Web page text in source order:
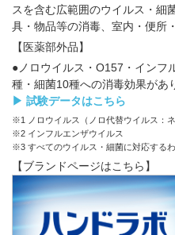
スを含む広範囲のウイルス・細
具・物品等の消毒、室内・便所
【医薬部外品】
●ノロウイルス・O157・インフ
種・細菌10種への消毒効果があ
▶︎ 試験データはこちら
※1 ノロウイルス（ノロ代替ウイルス：
※2 インフルエンザウイルス
※3 すべてのウイルス・細菌に対応する
【ブランドページはこちら】